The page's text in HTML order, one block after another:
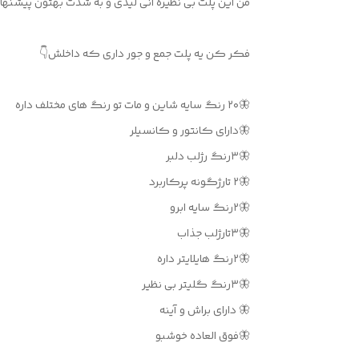
فکر کن یه پلت جمع و جور داری که داخلش👇
🦋۲۰ رنگ سایه شاین و مات تو رنگ های مختلف داره
🦋دارای کانتور و کانسیلر
🦋۳رنگ رژلب دلبر
🦋۲ تارژگونه پرکاربرد
🦋۲رنگ سایه ابرو
🦋۳تارژلب جذاب
🦋۲رنگ هایلایتر داره
🦋۳رنگ گلیتر بی نظیر
🦋 دارای براش و آینه
🦋فوق العاده خوشبو